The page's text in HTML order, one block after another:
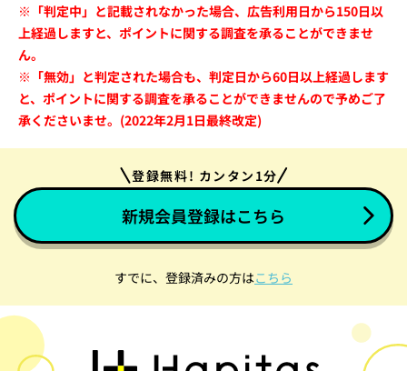
※「判定中」と記載されなかった場合、広告利用日から150日以
上経過しますと、ポイントに関する調査を承ることができませ
ん。
※「無効」と判定された場合も、判定日から60日以上経過します
と、ポイントに関する調査を承ることができませんので予めご了
承くださいませ。(2022年2月1日最終改定)
登録無料! カンタン1分
新規会員登録はこちら
すでに、登録済みの方はこちら